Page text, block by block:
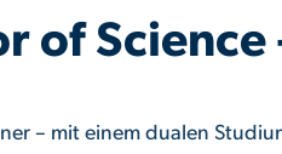
of
– mit einem dualen